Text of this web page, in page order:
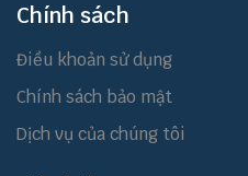
Chính sách
Điều khoản sử dụng
Chính sách bảo mật
Dịch vụ của chúng tôi